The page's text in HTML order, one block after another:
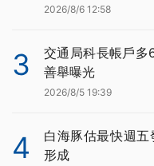
2026/8/6 12:58
3
交通局科長帳戶
善舉曝光
2026/8/5 19:39
4
白海豚估最快週
形成